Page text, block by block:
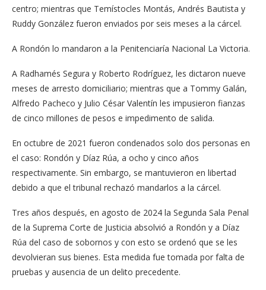
centro; mientras que Temístocles Montás, Andrés Bautista y
Ruddy González fueron enviados por seis meses a la cárcel.
A Rondón lo mandaron a la Penitenciaría Nacional La Victoria.
A Radhamés Segura y Roberto Rodríguez, les dictaron nueve
meses de arresto domiciliario; mientras que a Tommy Galán,
Alfredo Pacheco y Julio César Valentín les impusieron fianzas
de cinco millones de pesos e impedimento de salida.
En octubre de 2021 fueron condenados solo dos personas en
el caso: Rondón y Díaz Rúa, a ocho y cinco años
respectivamente. Sin embargo, se mantuvieron en libertad
debido a que el tribunal rechazó mandarlos a la cárcel.
Tres años después, en agosto de 2024 la Segunda Sala Penal
de la Suprema Corte de Justicia absolvió a Rondón y a Díaz
Rúa del caso de sobornos y con esto se ordenó que se les
devolvieran sus bienes. Esta medida fue tomada por falta de
pruebas y ausencia de un delito precedente.